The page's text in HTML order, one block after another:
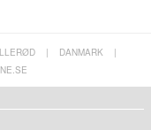
| DANMARK
|